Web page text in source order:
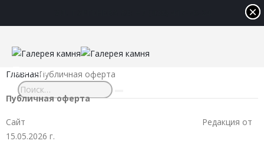
Поиск
ГлавнаяПубличная оферта
Публичная оферта
Сайт Редакция от
15.05.2026 г.
×
×